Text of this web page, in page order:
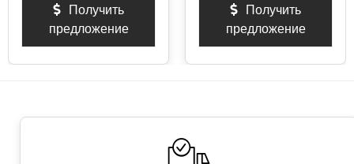
Получить
предложение
Получить
предложение